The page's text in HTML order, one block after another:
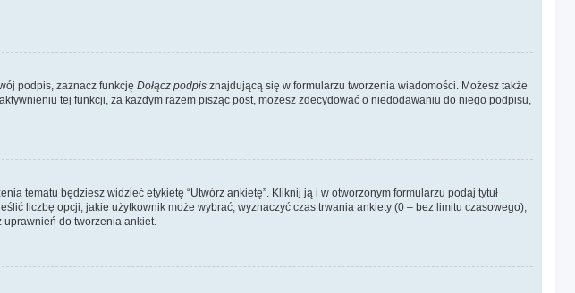
podpis, zaznacz funkcję Dołącz podpis znajdującą się w formularzu tworzenia wiadomości. Możesz także
tej funkcji, za każdym razem pisząc post, możesz zdecydować o niedodawaniu do niego podpisu,
tematu będziesz widzieć etykietę “Utwórz ankietę”. Kliknij ją i w otworzonym formularzu podaj tytuł
liczbę opcji, jakie użytkownik może wybrać, wyznaczyć czas trwania ankiety (0 – bez limitu czasowego),
uprawnień do tworzenia ankiet.